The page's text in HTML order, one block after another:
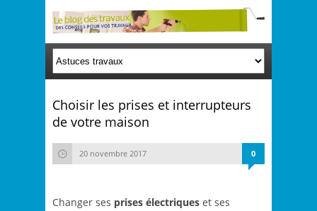
Choisir les prises et interrupteurs
de votre maison
20 novembre 2017 0
Changer ses prises électriques et ses